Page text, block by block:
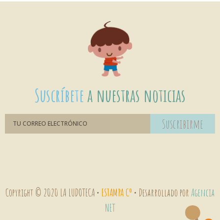
Suscríbetea nuestras noticias
Suscribirme
Copyright © 2020 LA LUDOTECA • ESTAMPA Cº • Desarrollado porAgencia
NET